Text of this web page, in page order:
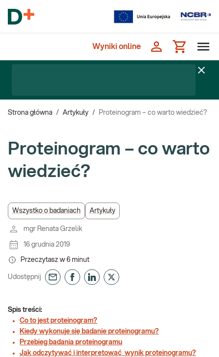
Wyniki online
Strona główna / Artykuły / Proteinogram – co warto wiedzieć?
Proteinogram – co warto
wiedzieć?
Wszystko o badaniach Artykuły
mgr Renata Grzelik
16 grudnia 2019
Przeczytasz w 6 minut
Udostępnij
Spis treści:
Co to jest proteinogram?
Kiedy wykonuje się badanie proteinogramu?
Przebieg badania proteinogramu
Jak odczytywać i interpretować wynik proteinogramu?